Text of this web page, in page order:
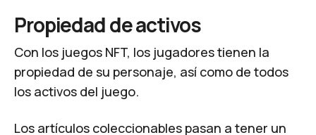
Propiedad de activos
Con los juegos NFT, los jugadores tienen la
propiedad de su personaje, así como de todos
los activos del juego.
Los artículos coleccionables pasan a tener un